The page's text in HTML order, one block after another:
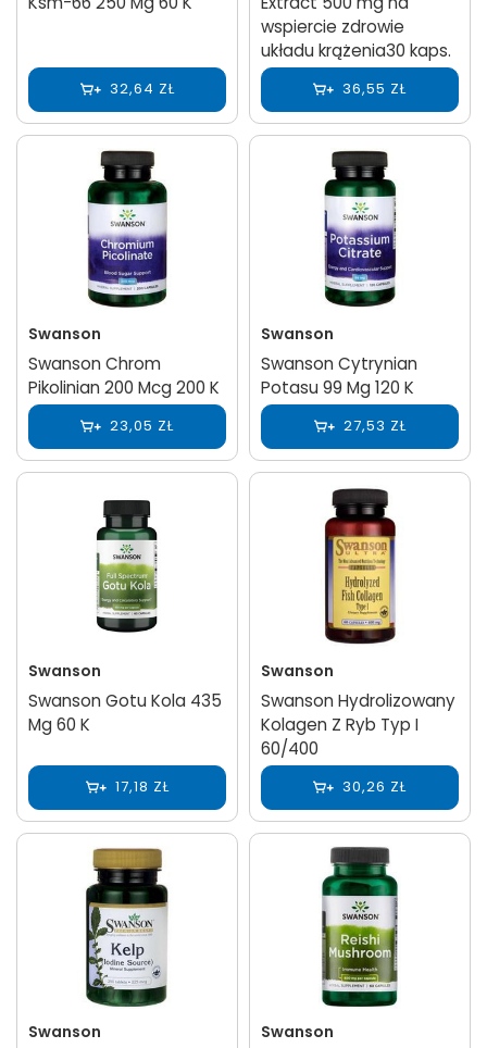
32,64 ZŁ
wspiercie zdrowie
układu krążenia30 kaps.
36,55 ZŁ
Swanson
Swanson Chrom
Pikolinian 200 Mcg 200 K
23,05 ZŁ
Swanson
Swanson Cytrynian
Potasu 99 Mg 120 K
27,53 ZŁ
Swanson
Swanson Gotu Kola 435
Mg 60 K
17,18 ZŁ
Swanson
Swanson Hydrolizowany
Kolagen Z Ryb Typ I
60/400
30,26 ZŁ
Swanson Swanson